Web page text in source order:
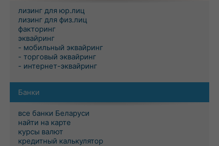
лизинг для юр.лиц
лизинг для физ.лиц
факторинг
эквайринг
- мобильный эквайринг
- торговый эквайринг
- интернет-эквайринг
Банки
все банки Беларуси
найти на карте
курсы валют
кредитный калькулятор